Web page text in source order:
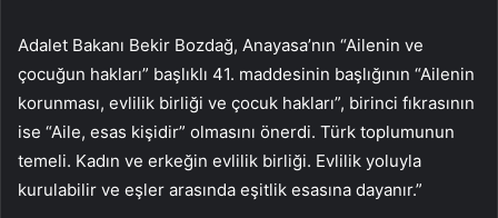
Adalet Bakanı Bekir Bozdağ, Anayasa’nın “Ailenin ve
çocuğun hakları” başlıklı 41. maddesinin başlığının “Ailenin
korunması, evlilik birliği ve çocuk hakları”, birinci fıkrasının
ise “Aile, esas kişidir” olmasını önerdi. Türk toplumunun
temeli. Kadın ve erkeğin evlilik birliği. Evlilik yoluyla
kurulabilir ve eşler arasında eşitlik esasına dayanır.”